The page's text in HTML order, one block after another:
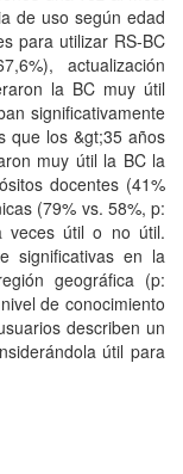
de uso según edad
para utilizar RS-BC
actualización
la BC muy útil
significativamente
que los &gt;35 años
muy útil la BC la
docentes (41%
(79% vs. 58%, p:
veces útil o no útil.
significativas en la
geográfica (p:
de conocimiento
describen un
útil para